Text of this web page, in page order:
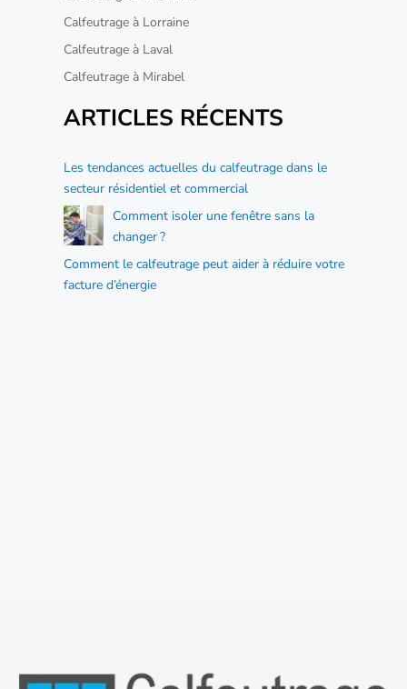
Calfeutrage à Lorraine
Calfeutrage à Laval
Calfeutrage à Mirabel
ARTICLES RÉCENTS
Les tendances actuelles du calfeutrage dans le
secteur résidentiel et commercial
Comment isoler une fenêtre sans la
changer ?
Comment le calfeutrage peut aider à réduire votre
facture d’énergie